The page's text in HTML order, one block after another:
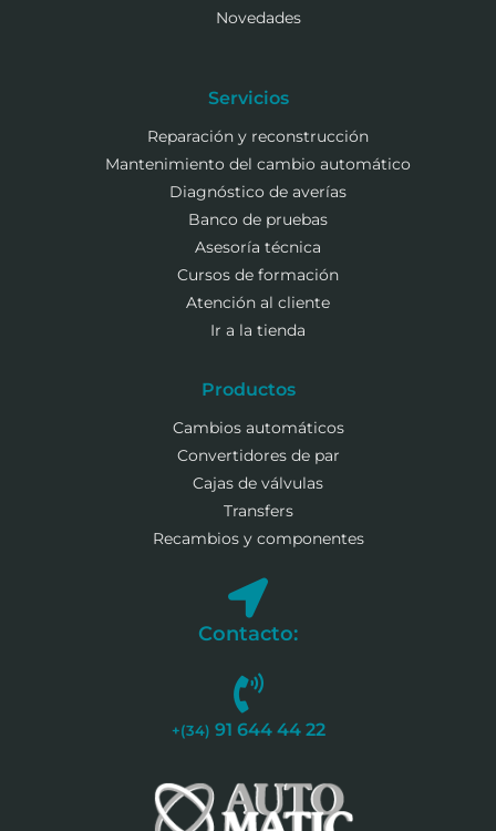
Novedades
Servicios
Reparación y reconstrucción
Mantenimiento del cambio automático
Diagnóstico de averías
Banco de pruebas
Asesoría técnica
Cursos de formación
Atención al cliente
Ir a la tienda
Productos
Cambios automáticos
Convertidores de par
Cajas de válvulas
Transfers
Recambios y componentes
Contacto:
+(34) 91 644 44 22